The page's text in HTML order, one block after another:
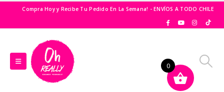
Compra Hoy y Recibe Tu Pedido En La Semana! - ENVÍOS A TODO CHILE
0